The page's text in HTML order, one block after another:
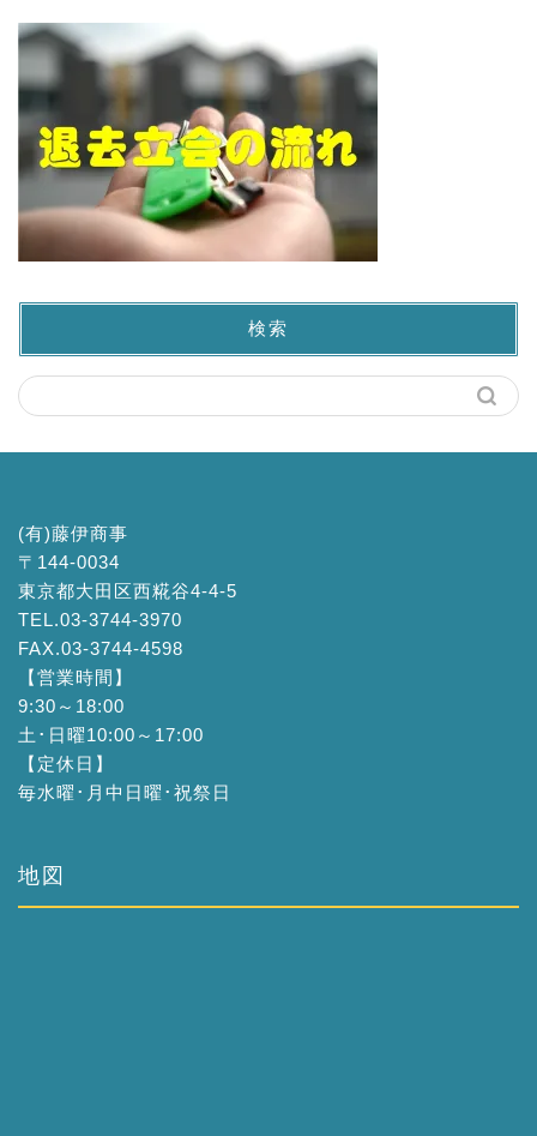
検索
(有)藤伊商事
〒144-0034
東京都大田区西糀谷4-4-5
TEL.03-3744-3970
FAX.03-3744-4598
【営業時間】
9:30～18:00
土･日曜10:00～17:00
【定休日】
毎水曜･月中日曜･祝祭日
地図